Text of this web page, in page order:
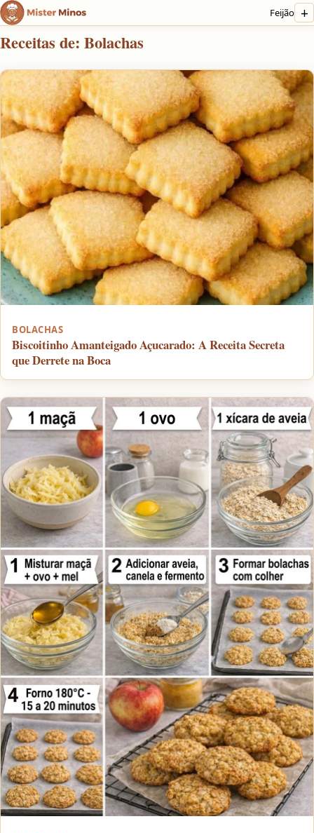
Feijão +
Receitas de: Bolachas
BOLACHAS
Biscoitinho Amanteigado Açucarado: A Receita Secreta
que Derrete na Boca